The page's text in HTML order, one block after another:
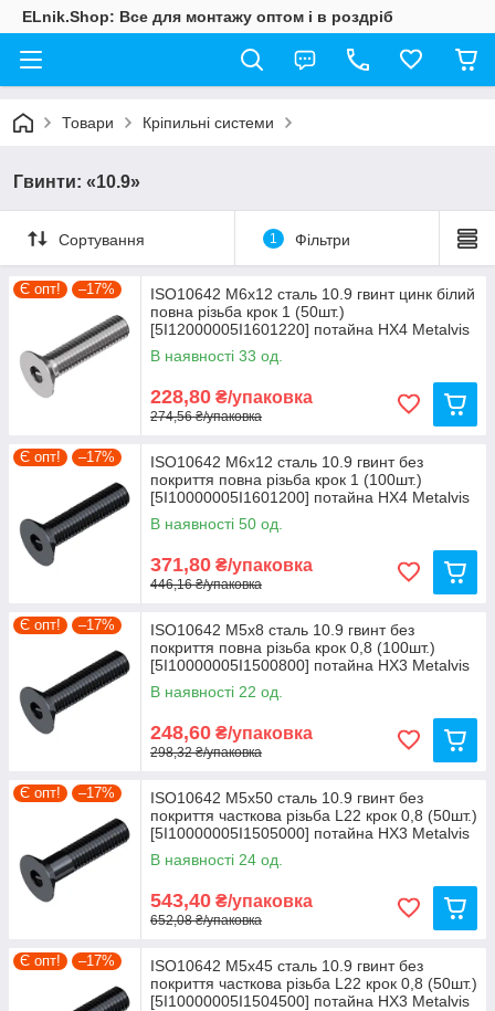
ELnik.Shop: Все для монтажу оптом і в роздріб
Товари Кріпильні системи
Гвинти: «10.9»
Сортування 1 Фільтри
Є опт! –17%
ISO10642 М6х12 сталь 10.9 гвинт цинк білий
повна різьба крок 1 (50шт.)
[5I12000005I1601220] потайна HX4 Metalvis
В наявності 33 од.
228,80 ₴/упаковка
274,56 ₴/упаковка
Є опт! –17%
ISO10642 М6х12 сталь 10.9 гвинт без
покриття повна різьба крок 1 (100шт.)
[5I10000005I1601200] потайна HX4 Metalvis
В наявності 50 од.
371,80 ₴/упаковка
446,16 ₴/упаковка
Є опт! –17%
ISO10642 М5х8 сталь 10.9 гвинт без
покриття повна різьба крок 0,8 (100шт.)
[5I10000005I1500800] потайна HX3 Metalvis
В наявності 22 од.
248,60 ₴/упаковка
298,32 ₴/упаковка
Є опт! –17%
ISO10642 М5х50 сталь 10.9 гвинт без
покриття часткова різьба L22 крок 0,8 (50шт.)
[5I10000005I1505000] потайна HX3 Metalvis
В наявності 24 од.
543,40 ₴/упаковка
652,08 ₴/упаковка
Є опт! –17%
ISO10642 М5х45 сталь 10.9 гвинт без
покриття часткова різьба L22 крок 0,8 (50шт.)
[5I10000005I1504500] потайна HX3 Metalvis